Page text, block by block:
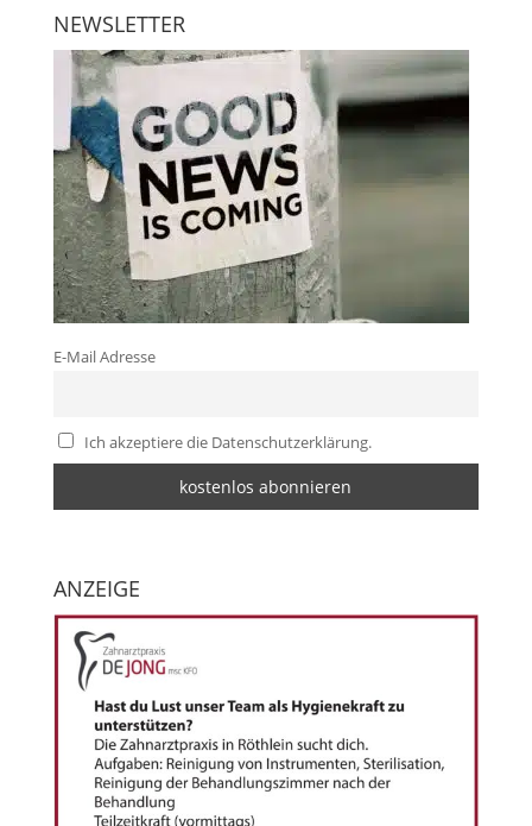
NEWSLETTER
E-Mail Adresse
Ich akzeptiere die Datenschutzerklärung.
ANZEIGE